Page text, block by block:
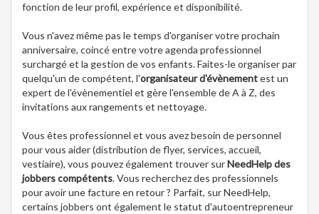
fonction de leur profil, expérience et disponibilité.
Vous n'avez même pas le temps d'organiser votre prochain
anniversaire, coincé entre votre agenda professionnel
surchargé et la gestion de vos enfants. Faites-le organiser par
quelqu'un de compétent, l'organisateur d'évènementest un
expert de l'évènementiel et gère l'ensemble de A à Z, des
invitations aux rangements et nettoyage.
Vous êtes professionnel et vous avez besoin de personnel
pour vous aider (distribution de flyer, services, accueil,
vestiaire), vous pouvez également trouver surNeedHelp des
jobbers compétents. Vous recherchez des professionnels
pour avoir une facture en retour ? Parfait, sur NeedHelp,
certains jobbers ont également le statut d'autoentrepreneur